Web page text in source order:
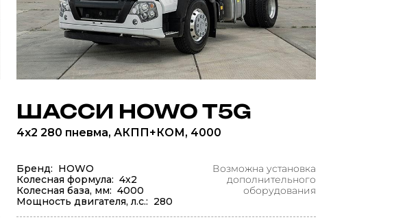
ШАССИ HOWO T5G
4x2 280 пневма, АКПП+КОМ, 4000
Бренд: HOWO
Колесная формула: 4x2
Колесная база, мм: 4000
Мощность двигателя, л.с.: 280
Возможна установка
дополнительного
оборудования